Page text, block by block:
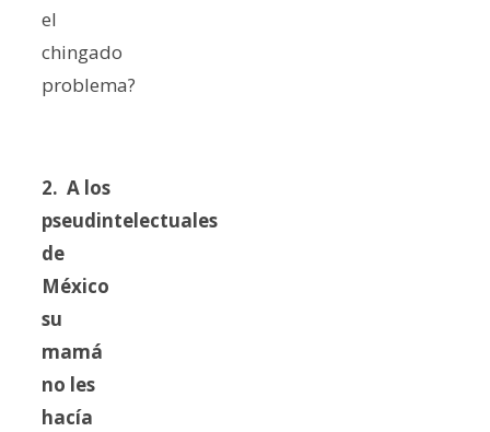
el
chingado
problema?
2. A los
pseudintelectuales
de
México
su
mamá
no les
hacía